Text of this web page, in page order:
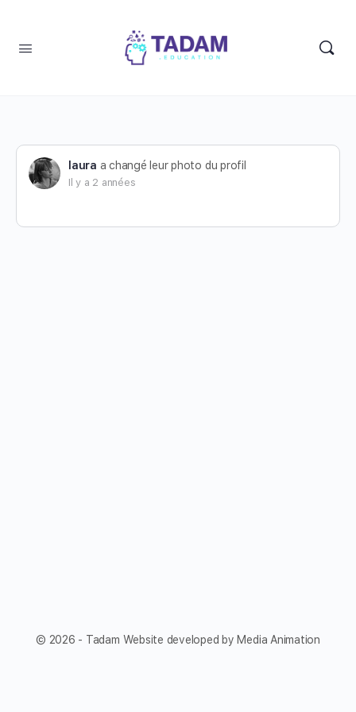
laura a changé leur photo du profil
Il y a 2 années
© 2026 - Tadam Website developed by Media Animation